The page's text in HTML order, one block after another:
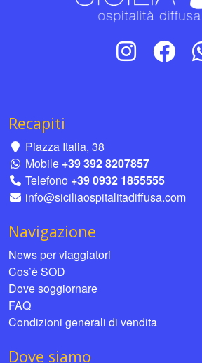
Recapiti
Piazza Italia, 38
Mobile +39 392 8207857
Telefono +39 0932 1855555
info@siciliaospitalitadiffusa.com
Navigazione
News per viaggiatori
Cos’è SOD
Dove soggiornare
FAQ
Condizioni generali di vendita
Dove siamo